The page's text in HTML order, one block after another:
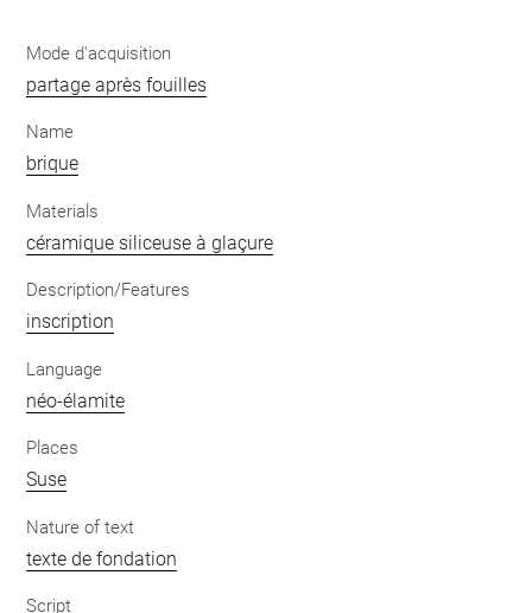
Mode d'acquisition
partage après fouilles
Name
brique
Materials
céramique siliceuse à glaçure
Description/Features
inscription
Language
néo-élamite
Places
Suse
Nature of text
texte de fondation
Script